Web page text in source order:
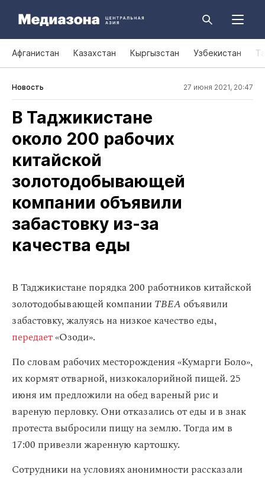
Афганистан Казахстан Кыргызстан Узбекистан
Новость 27 июня 2021, 20:47
В Таджикистане
около 200 рабочих
китайской
золотодобывающей
компании объявили
забастовку из‑за
качества еды
В Таджикистане порядка 200 работников китайской
золотодобывающей компанииTBEA объявили
забастовку, жалуясь на низкое качество еды,
передает«Озоди».
По словам рабочих месторождения «Кумарги Боло»,
их кормят отварной, низкокалорийной пищей. 25
июня им предложили на обед вареный рис и
вареную перловку. Они отказались от еды и в знак
протеста выбросили пищу на землю. Тогда им в
17:00 привезли жаренную картошку.
Сотрудники на условиях анонимности рассказали